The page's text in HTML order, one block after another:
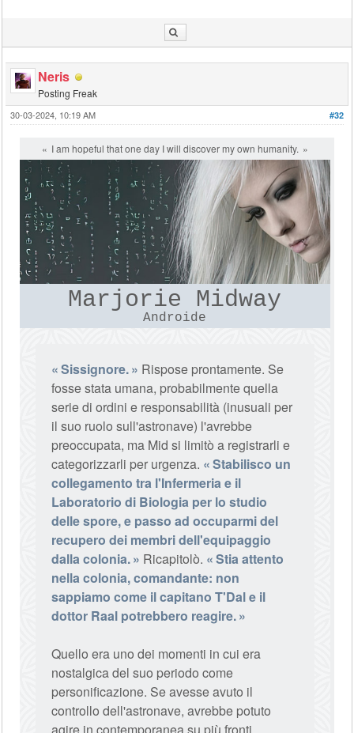
Neris
Posting Freak
#32
30-03-2024, 10:19 AM
I am hopeful that one day I will discover my own humanity.
Marjorie Midway
Androide
Sissignore.
Rispose prontamente. Se
fosse stata umana, probabilmente quella
serie di ordini e responsabilità (inusuali per
il suo ruolo sull'astronave) l'avrebbe
preoccupata, ma Mid si limitò a registrarli e
categorizzarli per urgenza.
Stabilisco un
collegamento tra l'Infermeria e il
Laboratorio di Biologia per lo studio
delle spore, e passo ad occuparmi del
recupero dei membri dell'equipaggio
dalla colonia.
Ricapitolò.
Stia attento
nella colonia, comandante: non
sappiamo come il capitano T'Dal e il
dottor Raal potrebbero reagire.
Quello era uno dei momenti in cui era
nostalgica del suo periodo come
personificazione. Se avesse avuto il
controllo dell'astronave, avrebbe potuto
agire in contemporanea su più fronti.